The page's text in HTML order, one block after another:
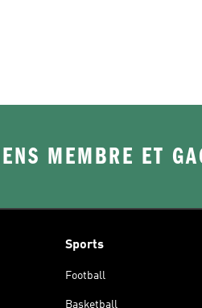
MEMBRE ET
Sports
Football
Basketball